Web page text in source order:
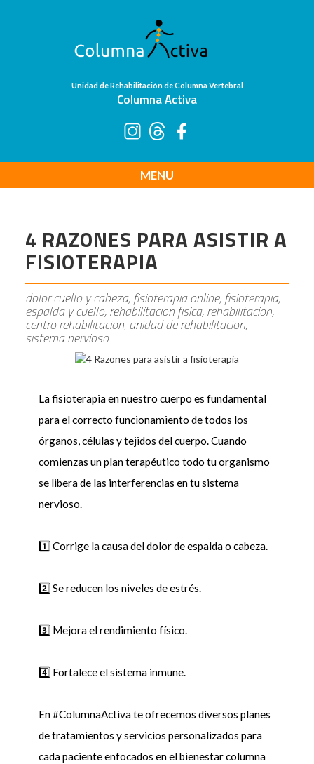
Unidad de Rehabilitación de Columna Vertebral
Columna Activa
MENU
4 RAZONES PARA ASISTIR A
FISIOTERAPIA
dolor cuello y cabeza, fisioterapia online, fisioterapia,
espalda y cuello, rehabilitacion fisica, rehabilitacion,
centro rehabilitacion, unidad de rehabilitacion,
sistema nervioso
La fisioterapia en nuestro cuerpo es fundamental
para el correcto funcionamiento de todos los
órganos, células y tejidos del cuerpo. Cuando
comienzas un plan terapéutico todo tu organismo
se libera de las interferencias en tu sistema
nervioso.
1️⃣ Corrige la causa del dolor de espalda o cabeza.
2️⃣ Se reducen los niveles de estrés.
3️⃣ Mejora el rendimiento físico.
4️⃣ Fortalece el sistema inmune.
En #ColumnaActiva te ofrecemos diversos planes
de tratamientos y servicios personalizados para
cada paciente enfocados en el bienestar columna